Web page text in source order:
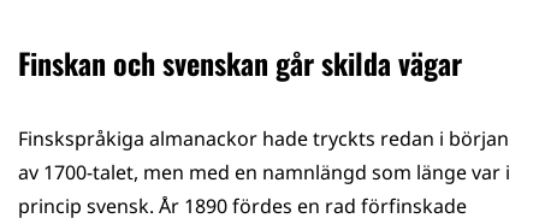
Finskan och svenskan går skilda vägar
Finskspråkiga almanackor hade tryckts redan i början
av 1700-talet, men med en namnlängd som länge var i
princip svensk. År 1890 fördes en rad förfinskade